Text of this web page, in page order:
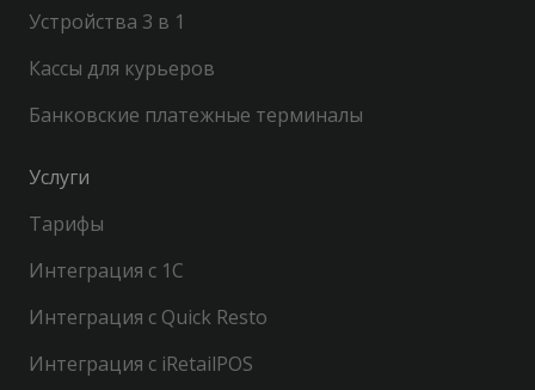
Устройства 3 в 1
Кассы для курьеров
Банковские платежные терминалы
Услуги
Тарифы
Интеграция с 1С
Интеграция с Quick Resto
Интеграция с iRetailPOS